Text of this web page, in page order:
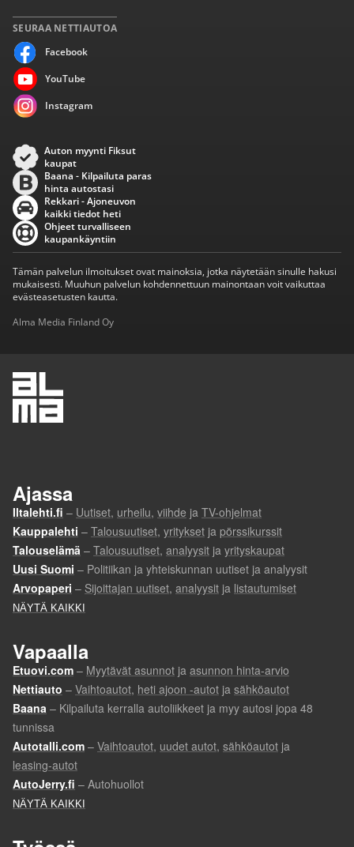
SEURAA NETTIAUTOA
Facebook
YouTube
Instagram
Auton myynti Fiksut
kaupat
Baana - Kilpailuta paras
hinta autostasi
Rekkari - Ajoneuvon
kaikki tiedot heti
Ohjeet turvalliseen
kaupankäyntiin
Tämän palvelun ilmoitukset ovat mainoksia, jotka näytetään sinulle hakusi
mukaisesti. Muuhun palvelun kohdennettuun mainontaan voit vaikuttaa
evästeasetusten kautta.
Alma Media Finland Oy